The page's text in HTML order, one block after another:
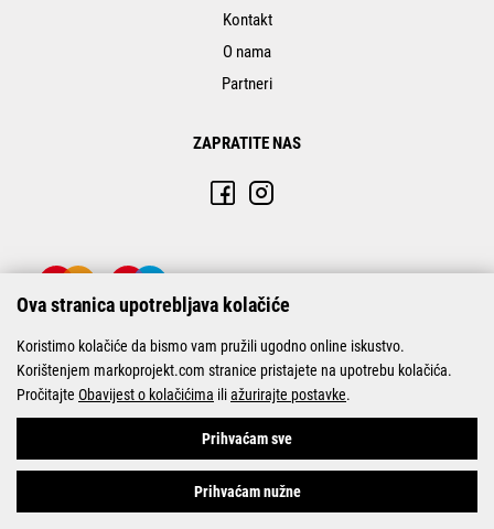
Kontakt
O nama
Partneri
ZAPRATITE NAS
© Marko-Projekt 2026
Ova stranica upotrebljava kolačiće
Koristimo kolačiće da bismo vam pružili ugodno online iskustvo.
Korištenjem markoprojekt.com stranice pristajete na upotrebu kolačića.
Pročitajte Obavijest o kolačićima iliažurirajte postavke.
Prihvaćam sve
Prihvaćam nužne